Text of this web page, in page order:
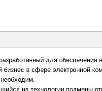
для
в сфере электронной
на технологии подмены